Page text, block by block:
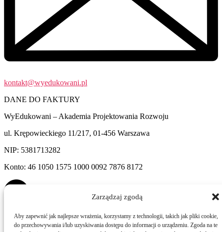
Zarządzaj zgodą
Aby zapewnić jak najlepsze wrażenia, korzystamy z technologii, takich jak pliki cookie,
do przechowywania i/lub uzyskiwania dostępu do informacji o urządzeniu. Zgoda na te
kontakt@wyedukowani.pl
DANE DO FAKTURY
WyEdukowani – Akademia Projektowania Rozwoju
ul. Krępowieckiego 11/217, 01-456 Warszawa
NIP: 5381713282
Konto: 46 1050 1575 1000 0092 7876 8172
LINKI